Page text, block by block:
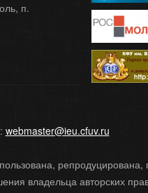
п.
webmaster@ieu.cfuv.ru
владельца авторских